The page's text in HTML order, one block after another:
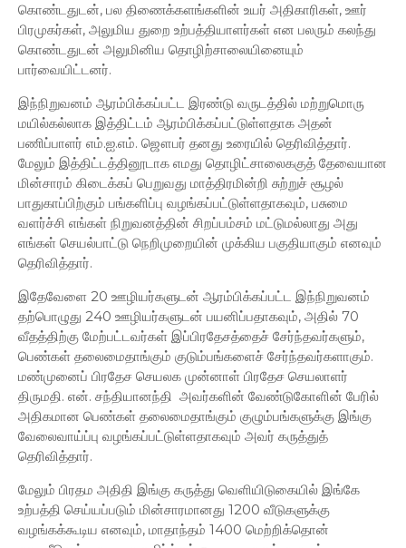
கொண்டதுடன், பல திணைக்களங்களின் உயர் அதிகாரிகள், ஊர்
பிரமுகர்கள், அலுமிய துறை உற்பத்தியாளர்கள் என பலரும் கலந்து
கொண்டதுடன் அலுமினிய தொழிற்சாலையினையும்
பார்வையிட்டனர்.
இந்நிறுவனம் ஆரம்பிக்கப்பட்ட இரண்டு வருடத்தில் மற்றுமொரு
மயில்கல்லாக இத்திட்டம் ஆரம்பிக்கப்பட்டுள்ளதாக அதன்
பணிப்பாளர் எம்.ஐ.எம். ஜௌபர் தனது உரையில் தெரிவித்தார்.
மேலும் இத்திட்டத்தினூடாக எமது தொழிட்சாலைககுத் தேவையான
மின்சாரம் கிடைக்கப் பெறுவது மாத்திரமின்றி சுற்றுச் சூழல்
பாதுகாப்பிற்கும் பங்களிப்பு வழங்கப்பட்டுள்ளதாகவும், பசுமை
வளர்ச்சி எங்கள் நிறுவனத்தின் சிறப்பம்சம் மட்டுமல்லாது அது
எங்கள் செயல்பாட்டு நெறிமுறையின் முக்கிய பகுதியாகும் எனவும்
தெரிவித்தார்.
இதேவேளை 20 ஊழியர்களுடன் ஆரம்பிக்கப்பட்ட இந்நிறுவனம்
தற்பொழுது 240 ஊழியர்களுடன் பயனிப்பதாகவும், அதில் 70
வீதத்திற்கு மேற்பட்டவர்கள் இப்பிரதேசத்தைச் சேர்ந்தவர்களும்,
பெண்கள் தலைமைதாங்கும் குடும்பங்களைச் சேர்ந்தவர்களாகும்.
மண்முனைப் பிரதேச செயலக முன்னாள் பிரதேச செயலாளர்
திருமதி. என். சந்தியானந்தி அவர்களின் வேண்டுகோளின் பேரில்
அதிகமான பெண்கள் தலைமைதாங்கும் குழும்பங்களுக்கு இங்கு
வேலைவாய்ப்பு வழங்கப்பட்டுள்ளதாகவும் அவர் கருத்துத்
தெரிவித்தார்.
மேலும் பிரதம அதிதி இங்கு கருத்து வெளியிடுகையில் இங்கே
உற்பத்தி செய்யப்படும் மின்சாரமானது 1200 வீடுகளுக்கு
வழங்கக்கூடிய எனவும், மாதாந்தம் 1400 மெற்றிக்தொன்